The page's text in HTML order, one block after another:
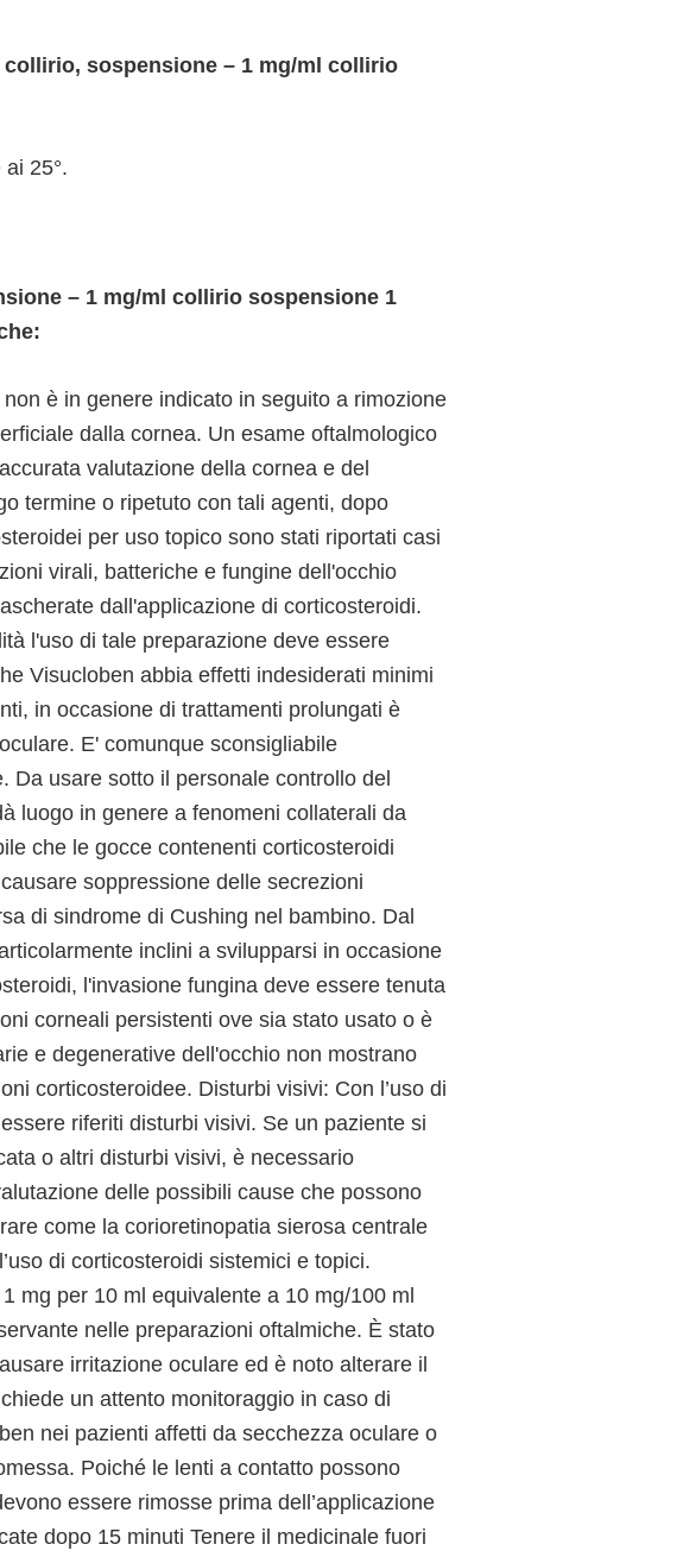
sospensione – 1 mg/ml collirio
25°.
– 1 mg/ml collirio sospensione 1
è in genere indicato in seguito a rimozione
dalla cornea. Un esame oftalmologico
valutazione della cornea e del
termine o ripetuto con tali agenti, dopo
per uso topico sono stati riportati casi
virali, batteriche e fungine dell'occhio
dall'applicazione di corticosteroidi.
l'uso di tale preparazione deve essere
Visucloben abbia effetti indesiderati minimi
in occasione di trattamenti prolungati è
E' comunque sconsigliabile
Da usare sotto il personale controllo del
luogo in genere a fenomeni collaterali da
che le gocce contenenti corticosteroidi
soppressione delle secrezioni
di sindrome di Cushing nel bambino. Dal
inclini a svilupparsi in occasione
l'invasione fungina deve essere tenuta
corneali persistenti ove sia stato usato o è
e degenerative dell'occhio non mostrano
corticosteroidee. Disturbi visivi: Con l’uso di
riferiti disturbi visivi. Se un paziente si
o altri disturbi visivi, è necessario
delle possibili cause che possono
come la corioretinopatia sierosa centrale
di corticosteroidi sistemici e topici.
mg per 10 ml equivalente a 10 mg/100 ml
nelle preparazioni oftalmiche. È stato
irritazione oculare ed è noto alterare il
un attento monitoraggio in caso di
nei pazienti affetti da secchezza oculare o
Poiché le lenti a contatto possono
essere rimosse prima dell’applicazione
dopo 15 minuti Tenere il medicinale fuori